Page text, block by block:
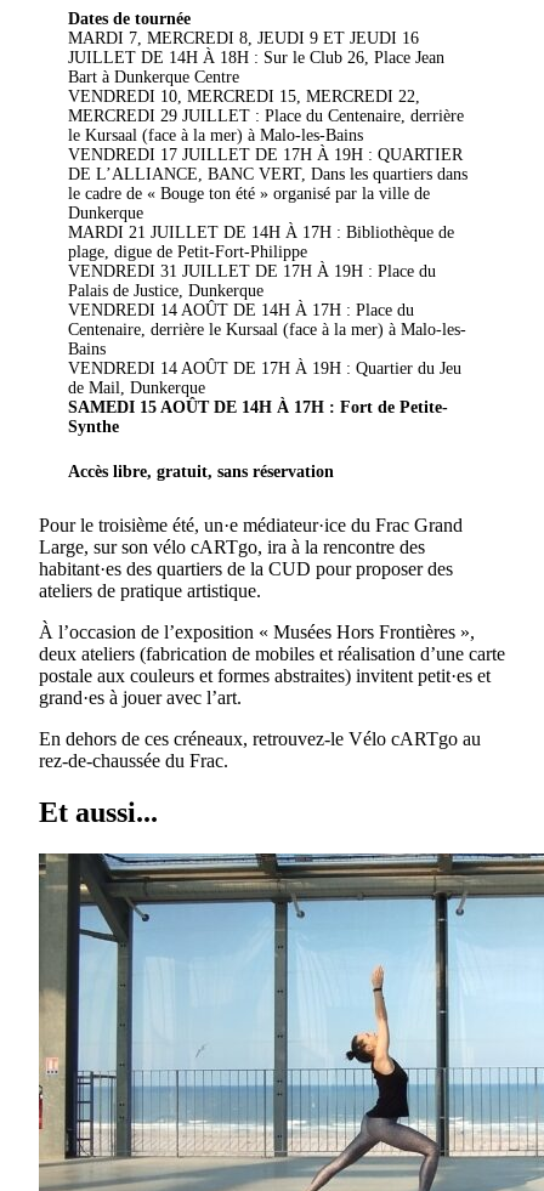
Dates de tournée
MARDI 7, MERCREDI 8, JEUDI 9 ET JEUDI 16
JUILLET DE 14H À 18H : Sur le Club 26, Place Jean
Bart à Dunkerque Centre
VENDREDI 10, MERCREDI 15, MERCREDI 22,
MERCREDI 29 JUILLET : Place du Centenaire, derrière
le Kursaal (face à la mer) à Malo-les-Bains
VENDREDI 17 JUILLET DE 17H À 19H : QUARTIER
DE L’ALLIANCE, BANC VERT, Dans les quartiers dans
le cadre de « Bouge ton été » organisé par la ville de
Dunkerque
MARDI 21 JUILLET DE 14H À 17H : Bibliothèque de
plage, digue de Petit-Fort-Philippe
VENDREDI 31 JUILLET DE 17H À 19H : Place du
Palais de Justice, Dunkerque
VENDREDI 14 AOÛT DE 14H À 17H : Place du
Centenaire, derrière le Kursaal (face à la mer) à Malo-les-
Bains
VENDREDI 14 AOÛT DE 17H À 19H : Quartier du Jeu
de Mail, Dunkerque
SAMEDI 15 AOÛT DE 14H À 17H : Fort de Petite-
Synthe
Accès libre, gratuit, sans réservation
Pour le troisième été, un·e médiateur·ice du Frac Grand
Large, sur son vélo cARTgo, ira à la rencontre des
habitant·es des quartiers de la CUD pour proposer des
ateliers de pratique artistique.
À l’occasion de l’exposition « Musées Hors Frontières »,
deux ateliers (fabrication de mobiles et réalisation d’une carte
postale aux couleurs et formes abstraites) invitent petit·es et
grand·es à jouer avec l’art.
En dehors de ces créneaux, retrouvez-le Vélo cARTgo au
rez-de-chaussée du Frac.
Et aussi...